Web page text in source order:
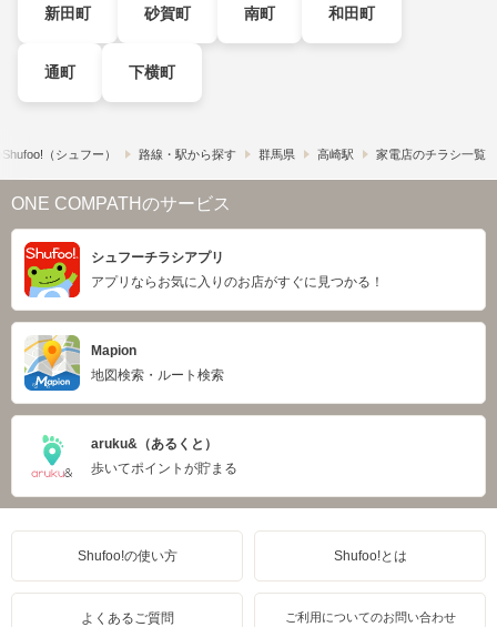
新田町 砂賀町 南町 和田町
通町 下横町
（シュフー） 路線・駅から探す 群馬県 高崎駅 家電店のチラシ一覧
ONE COMPATHのサービス
シュフーチラシアプリ
アプリならお気に入りのお店がすぐに見つかる！
Mapion
地図検索・ルート検索
aruku&（あるくと）
歩いてポイントが貯まる
Shufoo!の使い方 Shufoo!とは
よくあるご質問 ご利用についてのお問い合わせ